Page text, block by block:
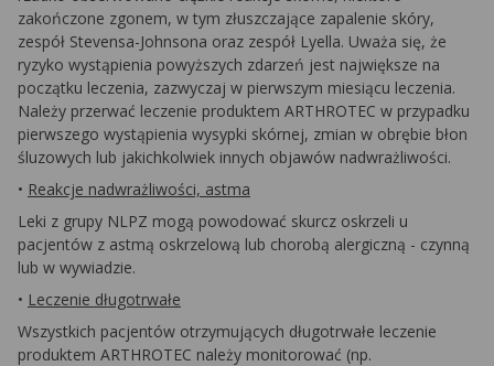
zakończone zgonem, w tym złuszczające zapalenie skóry,
zespół Stevensa-Johnsona oraz zespół Lyella. Uważa się, że
ryzyko wystąpienia powyższych zdarzeń jest największe na
początku leczenia, zazwyczaj w pierwszym miesiącu leczenia.
Należy przerwać leczenie produktem ARTHROTEC w przypadku
pierwszego wystąpienia wysypki skórnej, zmian w obrębie błon
śluzowych lub jakichkolwiek innych objawów nadwrażliwości.
• Reakcje nadwrażliwości, astma
Leki z grupy NLPZ mogą powodować skurcz oskrzeli u
pacjentów z astmą oskrzelową lub chorobą alergiczną - czynną
lub w wywiadzie.
• Leczenie długotrwałe
Wszystkich pacjentów otrzymujących długotrwałe leczenie
produktem ARTHROTEC należy monitorować (np.